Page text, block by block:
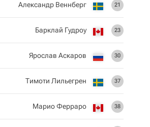
21
Александр Веннберг
23
Барклай Гудроу
30
Ярослав Аскаров
37
Тимоти Лильегрен
38
Марио Ферраро